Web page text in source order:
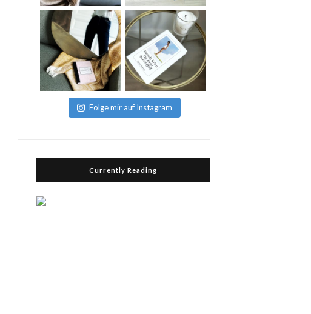
Folge mir auf Instagram
Currently Reading